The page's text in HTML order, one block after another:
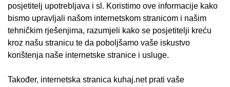
posjetitelj upotrebljava i sl. Koristimo ove informacije kako
bismo upravljali našom internetskom stranicom i našim
tehničkim rješenjima, razumjeli kako se posjetitelji kreću
kroz našu stranicu te da poboljšamo vaše iskustvo
korištenja naše internetske stranice i usluge.
Također, internetska stranica kuhaj.net prati vaše